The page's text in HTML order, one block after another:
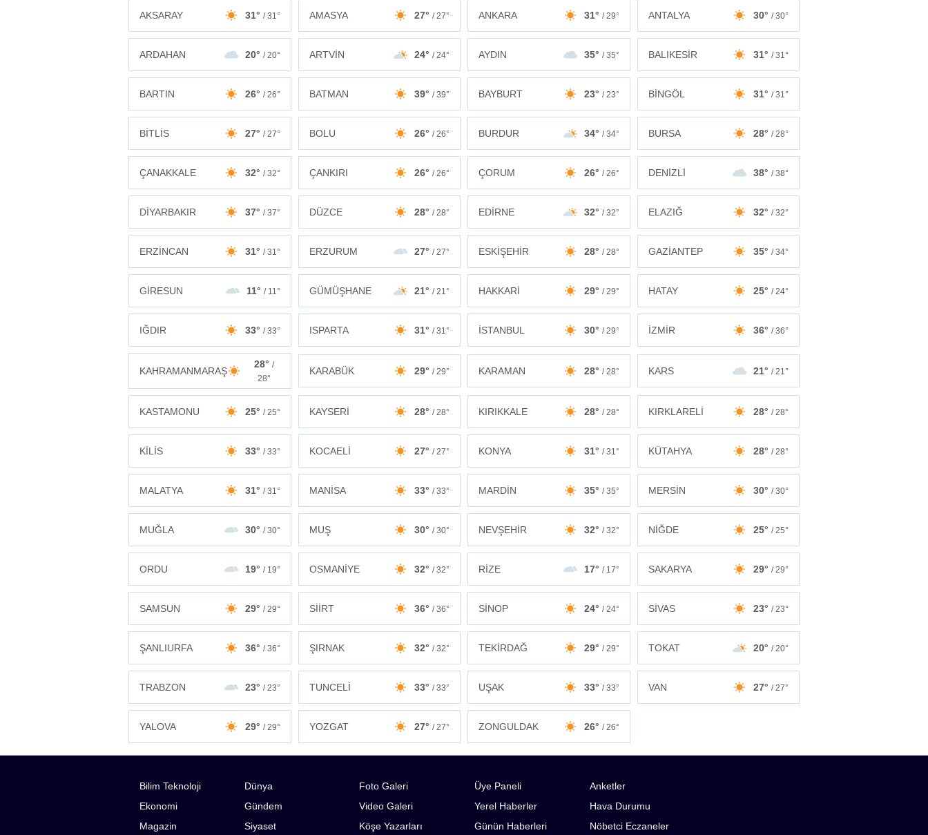
AKSARAY 31° / 31° AMASYA 27° / 27° ANKARA 31° / 29° ANTALYA 30° / 30°
ARDAHAN 20° / 20° ARTVİN 24° / 24° AYDIN 35° / 35° BALIKESİR 31° / 31°
BARTIN 26° / 26° BATMAN 39° / 39° BAYBURT 23° / 23° BİNGÖL 31° / 31°
BİTLİS 27° / 27° BOLU 26° / 26° BURDUR 34° / 34° BURSA 28° / 28°
ÇANAKKALE 32° / 32° ÇANKIRI 26° / 26° ÇORUM 26° / 26° DENİZLİ 38° / 38°
DİYARBAKIR 37° / 37° DÜZCE 28° / 28° EDİRNE 32° / 32° ELAZIĞ 32° / 32°
ERZİNCAN 31° / 31° ERZURUM 27° / 27° ESKİŞEHİR 28° / 28° GAZİANTEP 35° / 34°
GİRESUN 11° / 11° GÜMÜŞHANE 21° / 21° HAKKARİ 29° / 29° HATAY 25° / 24°
IĞDIR 33° / 33° ISPARTA 31° / 31° İSTANBUL 30° / 29° İZMİR 36° / 36°
KAHRAMANMARAŞ
28° /
28°
KARABÜK 29° / 29° KARAMAN 28° / 28° KARS 21° / 21°
KASTAMONU 25° / 25° KAYSERİ 28° / 28° KIRIKKALE 28° / 28° KIRKLARELİ 28° / 28°
KİLİS 33° / 33° KOCAELİ 27° / 27° KONYA 31° / 31° KÜTAHYA 28° / 28°
MALATYA 31° / 31° MANİSA 33° / 33° MARDİN 35° / 35° MERSİN 30° / 30°
MUĞLA 30° / 30° MUŞ 30° / 30° NEVŞEHİR 32° / 32° NİĞDE 25° / 25°
ORDU 19° / 19° OSMANİYE 32° / 32° RİZE 17° / 17° SAKARYA 29° / 29°
SAMSUN 29° / 29° SİİRT 36° / 36° SİNOP 24° / 24° SİVAS 23° / 23°
ŞANLIURFA 36° / 36° ŞIRNAK 32° / 32° TEKİRDAĞ 29° / 29° TOKAT 20° / 20°
TRABZON 23° / 23° TUNCELİ 33° / 33° UŞAK 33° / 33° VAN 27° / 27°
YALOVA 29° / 29° YOZGAT 27° / 27° ZONGULDAK 26° / 26°
Bilim Teknoloji
Dünya
Ekonomi
Gündem
Magazin
Siyaset
Foto Galeri
Video Galeri
Köşe Yazarları
Üye Paneli
Yerel Haberler
Günün Haberleri
Anketler
Hava Durumu
Nöbetci Eczaneler